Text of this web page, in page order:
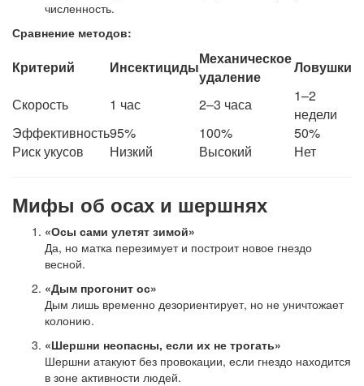
численность.
Сравнение методов:
Критерий ИнсектицидыМеханическое
удаление
Ловушки
Скорость
1 час 2–3 часа
1–2
недели
Эффективность95% 100%
50%
Риск укусов
Низкий Высокий Нет
Мифы об осах и шершнях
«Осы сами улетят зимой»
Да, но матка перезимует и построит новое гнездо
весной.
«Дым прогонит ос»
Дым лишь временно дезориентирует, но не уничтожает
колонию.
«Шершни неопасны, если их не трогать»
Шершни атакуют без провокации, если гнездо находится
в зоне активности людей.